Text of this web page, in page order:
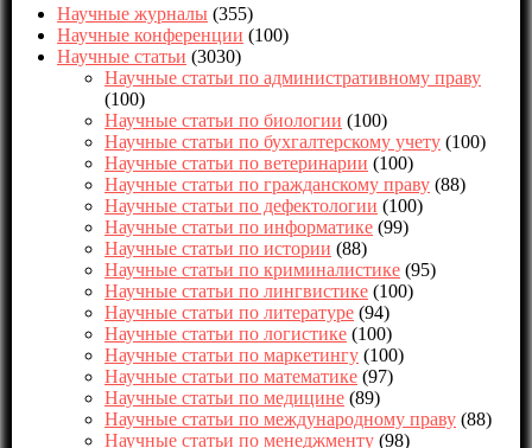
Научные журналы (355)
Научные конференции (100)
Научные статьи (3030)
Научные статьи по административному праву
(100)
Научные статьи по биологии (100)
Научные статьи по бухгалтерскому учету (100)
Научные статьи по ветеринарии (100)
Научные статьи по гражданскому праву (88)
Научные статьи по дефектологии (100)
Научные статьи по информатике (99)
Научные статьи по истории (88)
Научные статьи по криминалистике (95)
Научные статьи по лингвистике (100)
Научные статьи по литературе (94)
Научные статьи по логистике (100)
Научные статьи по маркетингу (100)
Научные статьи по математике (97)
Научные статьи по медицине (89)
Научные статьи по международному праву (88)
Научные статьи по менеджменту (98)